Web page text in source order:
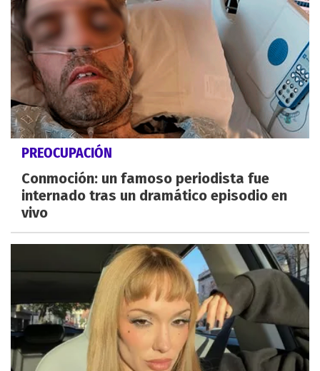
PREOCUPACIÓN
Conmoción: un famoso periodista fue
internado tras un dramático episodio en
vivo